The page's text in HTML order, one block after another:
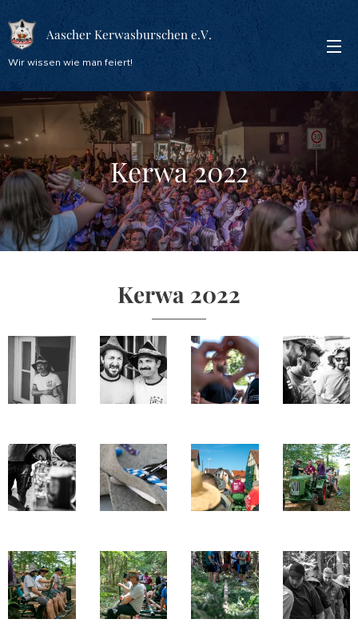
Aascher Kerwasburschen e.V.
Wir wissen wie man feiert!
Kerwa 2022
Kerwa 2022